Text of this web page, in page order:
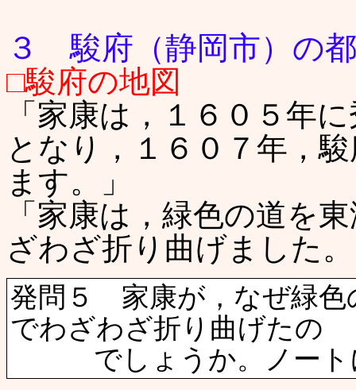
３ 駿府（静岡市）の
□駿府の地図
「家康は，１６０５年
となり，１６０７年，
ます。」
「家康は，緑色の道を
ざわざ折り曲げました
発問５ 家康が，なぜ緑色
でわざわざ折り曲げたの
でしょうか。ノート